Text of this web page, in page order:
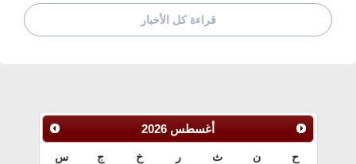
قراءة كل الأخبار
أغسطس 2026
ح ن ث ر خ ج س